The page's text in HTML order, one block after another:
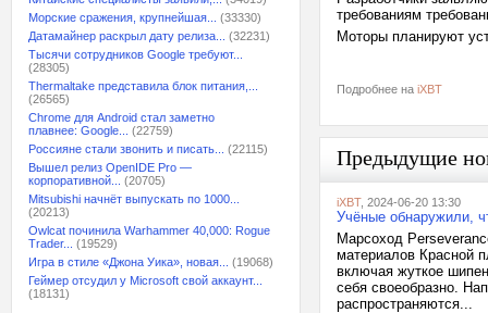
Морские сражения, крупнейшая...
(33330)
Датамайнер раскрыл дату релиза...
(32231)
Тысячи сотрудников Google требуют...
(28305)
Thermaltake представила блок питания,...
(26565)
Chrome для Android стал заметно
плавнее: Google...
(22759)
Россияне стали звонить и писать...
(22115)
Вышел релиз OpenIDE Pro —
корпоративной...
(20705)
Mitsubishi начнёт выпускать по 1000...
(20213)
Owlcat починила Warhammer 40,000: Rogue
Trader...
(19529)
Игра в стиле «Джона Уика», новая...
(19068)
Геймер отсудил у Microsoft свой аккаунт...
(18131)
требованиям
Моторы планируют
Подробнее на iXBT
Предыдущие
iXBT, 2024-06-20 13:30
Учёные обнаружили,
Марсоход
материалов Красной
включая жуткое
себя своеобразно.
распространяются...